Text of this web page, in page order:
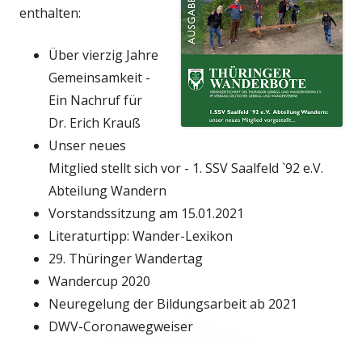
enthalten:
Über vierzig Jahre
Gemeinsamkeit -
Ein Nachruf für
Dr. Erich Krauß
Unser neues
Mitglied stellt sich vor - 1. SSV Saalfeld `92 e.V.
Abteilung Wandern
Vorstandssitzung am 15.01.2021
Literaturtipp: Wander-Lexikon
29. Thüringer Wandertag
Wandercup 2020
Neuregelung der Bildungsarbeit ab 2021
DWV-Coronawegweiser